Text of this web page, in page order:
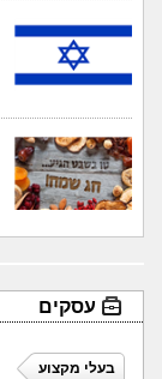
עסקים
בעלי מקצוע